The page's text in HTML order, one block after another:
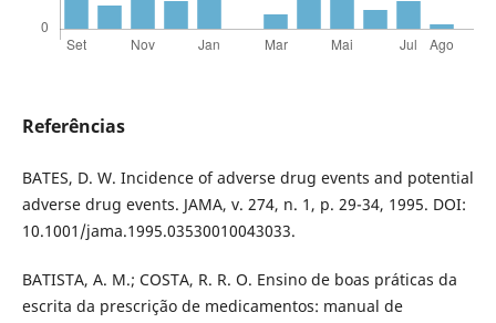
Referências
BATES, D. W. Incidence of adverse drug events and potential
adverse drug events. JAMA, v. 274, n. 1, p. 29-34, 1995. DOI:
10.1001/jama.1995.03530010043033.
BATISTA, A. M.; COSTA, R. R. O. Ensino de boas práticas da
escrita da prescrição de medicamentos: manual de